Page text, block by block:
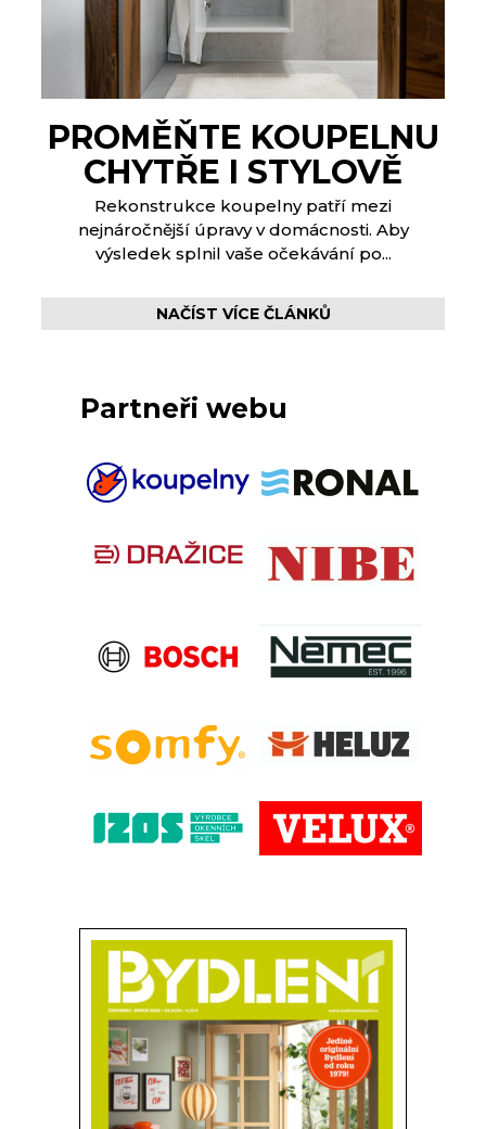
PROMĚŇTE KOUPELNU
CHYTŘE I STYLOVĚ
Rekonstrukce koupelny patří mezi
nejnáročnější úpravy v domácnosti. Aby
výsledek splnil vaše očekávání po...
NAČÍST VÍCE ČLÁNKŮ
Partneři webu